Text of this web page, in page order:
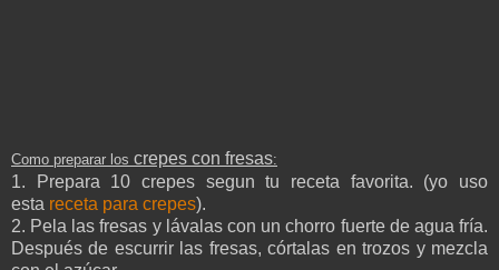
Como preparar los crepes con fresas:
1. Prepara 10 crepes segun tu receta favorita. (yo uso
esta receta para crepes).
2. Pela las fresas y lávalas con un chorro fuerte de agua fría.
Después de escurrir las fresas, córtalas en trozos y mezcla